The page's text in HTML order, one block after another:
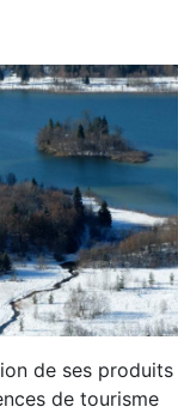
de ses produits
de tourisme